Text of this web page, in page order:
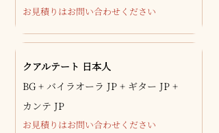
お見積りはお問い合わせください
クアルテート 日本人
BG + バイラオーラ JP + ギター JP +
カンテ JP
お見積りはお問い合わせください